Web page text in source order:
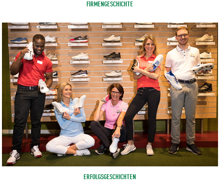
FIRMENGESCHICHTE
ERFOLGSGESCHICHTEN